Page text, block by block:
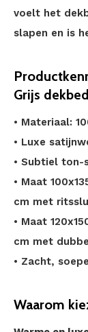
voelt het
slapen en is
Grijs
• Materiaal:
• Luxe
• Subtiel ton-
• Maat
cm met
• Maat
cm met
• Zacht,
Waarom